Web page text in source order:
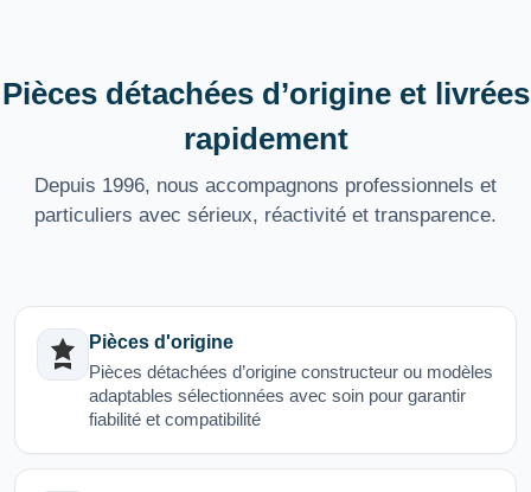
Pièces détachées d’origine et livrées
rapidement
Depuis 1996, nous accompagnons professionnels et
particuliers avec sérieux, réactivité et transparence.
Pièces d'origine
Pièces détachées d’origine constructeur ou modèles
adaptables sélectionnées avec soin pour garantir
fiabilité et compatibilité